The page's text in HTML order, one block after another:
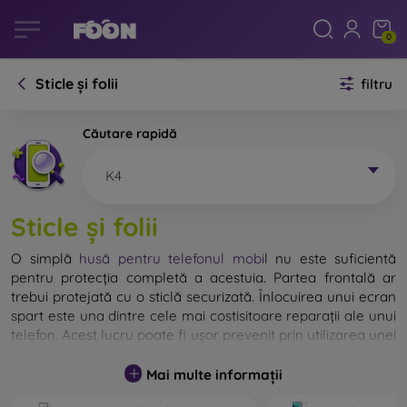
0
Sticle și folii filtru
Căutare rapidă
K4
Sticle și folii
O simplă husă pentru telefonul mobil nu este suficientă
pentru protecția completă a acestuia. Partea frontală ar
trebui protejată cu o sticlă securizată. Înlocuirea unui ecran
spart este una dintre cele mai costisitoare reparații ale unui
telefon. Acest lucru poate fi ușor prevenit prin utilizarea unei
Deși nu există sticlă indestructibilă pentru telefon, în
Mai multe informații